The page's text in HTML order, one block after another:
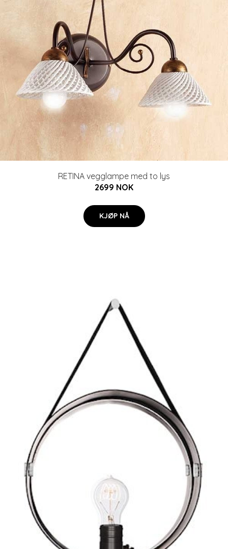
RETINA vegglampe med to lys
2699 NOK
KJØP NÅ